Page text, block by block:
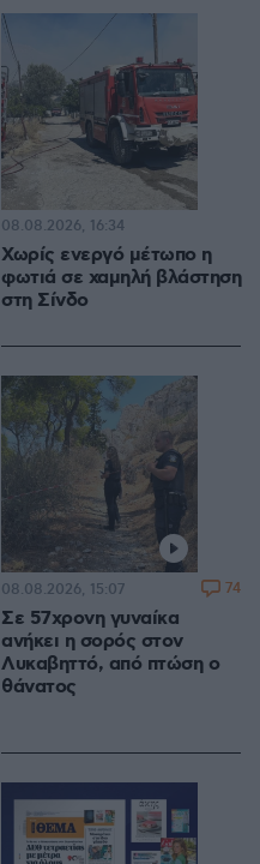
Χωρίς ενεργό μέτωπο η
φωτιά σε χαμηλή βλάστηση
στη Σίνδο
08.08.2026, 16:34
Σε 57χρονη γυναίκα
ανήκει η σορός στον
Λυκαβηττό, από πτώση ο
θάνατος
08.08.2026, 15:07 74